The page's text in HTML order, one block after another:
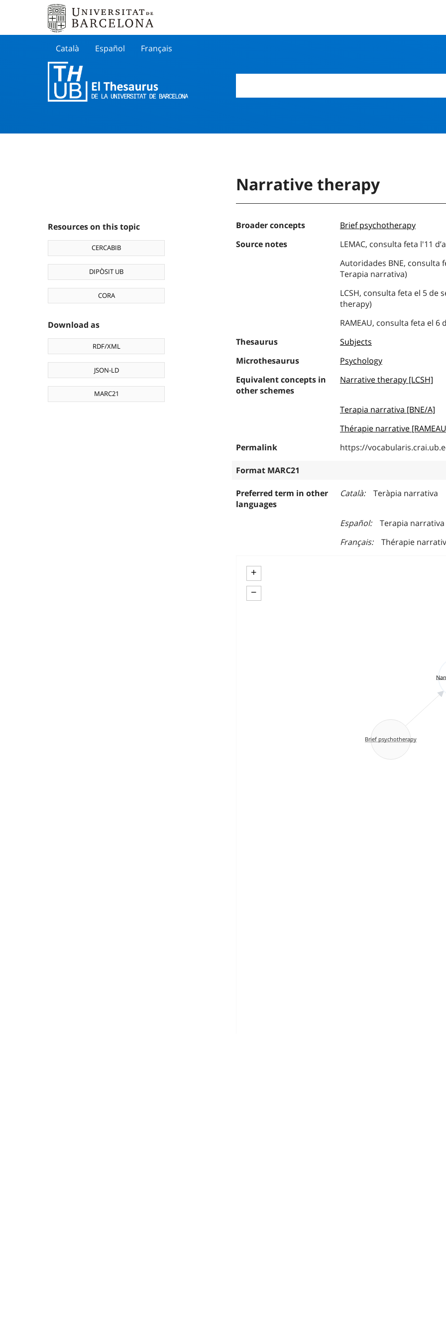
Català Español Français
Resources on this topic
CERCABIB
DIPÒSIT UB
CORA
Download as
RDF/XML
JSON-LD
MARC21
Narrative therapy
Broader concepts
Brief psychotherapy
Source notes
LEMAC, consulta feta l'11
Autoridades BNE, consulta
Terapia narrativa)
LCSH, consulta feta el 5 de
therapy)
RAMEAU, consulta feta el
Thesaurus
Subjects
Microthesaurus
Psychology
Equivalent concepts in
other schemes
Narrative therapy [LCSH]
Terapia narrativa [BNE/A]
Thérapie narrative
Permalink
https://
Format MARC21
Preferred term in other
languages
Català Teràpia narrativa
Español
Terapia narrativa
Français
Thérapie
+
−
Brief psychotherapy